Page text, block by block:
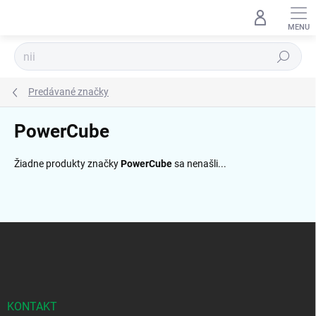
Hľadať
Predávané značky
PowerCube
Žiadne produkty značkyPowerCubesa nenašli...
KONTAKT